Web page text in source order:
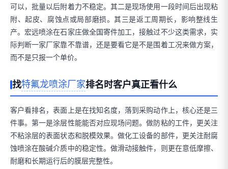
可以，批量以后附着力不稳定。其二是现场使用一段时间后出现粘
附、起皮、腐蚀点或局部磨损。其三是返工周期长，影响整线生
产。宏远喷涂在石家庄做全国寄件加工，接触过不少这类需求，实
际判断一家厂家靠不靠谱，还是要看它是不是围着工况来做方案，
而不是只报一个单价。
找特氟龙喷涂厂家排名时客户真正看什么
客户看排名，表面上是在找知名度，落到采购动作上，核心还是三
件事。第一是涂层性能能否对应现场问题。做防粘的工件，更关注
不粘涂层的表面状态和脱模效果。做化工设备的部件，更关注耐腐
蚀喷涂在酸碱介质中的稳定性。做滑动接触件，则更在意低摩擦、
耐磨和长期运行后的膜层完整性。